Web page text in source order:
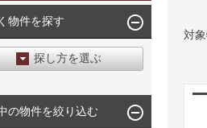
対
物件を探す
探し方を選ぶ
ら探す
の物件を絞り込む